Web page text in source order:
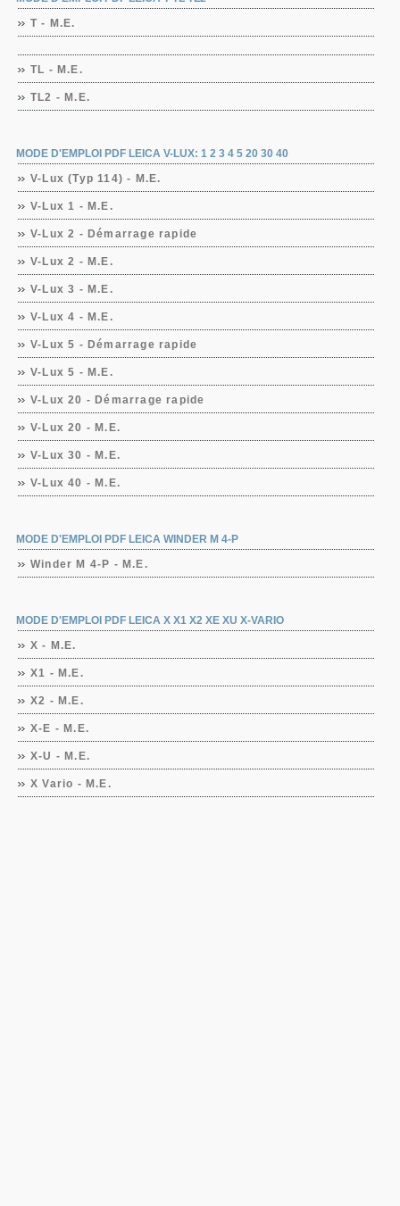
T - M.E.
TL - M.E.
TL2 - M.E.
MODE D'EMPLOI PDF LEICA V-LUX: 1 2 3 4 5 20 30 40
V-Lux (Typ 114) - M.E.
V-Lux 1 - M.E.
V-Lux 2 - Démarrage rapide
V-Lux 2 - M.E.
V-Lux 3 - M.E.
V-Lux 4 - M.E.
V-Lux 5 - Démarrage rapide
V-Lux 5 - M.E.
V-Lux 20 - Démarrage rapide
V-Lux 20 - M.E.
V-Lux 30 - M.E.
V-Lux 40 - M.E.
MODE D'EMPLOI PDF LEICA WINDER M 4-P
Winder M 4-P - M.E.
MODE D'EMPLOI PDF LEICA X X1 X2 XE XU X-VARIO
X - M.E.
X1 - M.E.
X2 - M.E.
X-E - M.E.
X-U - M.E.
X Vario - M.E.